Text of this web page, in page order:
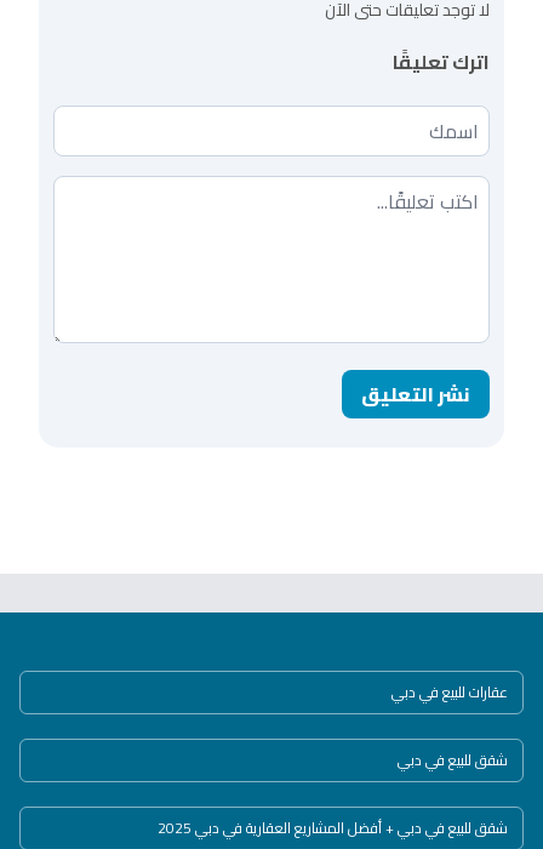
لا توجد تعليقات حتى الآن
اترك تعليقًا
اسمك
تعليقك
نشر التعليق
عقارات للبيع في دبي
شقق للبيع في دبي
شقق للبيع في دبي + أفضل المشاريع العقارية في دبي 2025